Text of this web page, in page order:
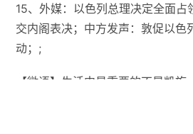
15、外媒：以色列总理决定全面占
交内阁表决；中方发声：敦促以色
动；;
【微语】生活中最重要的不是凯旋